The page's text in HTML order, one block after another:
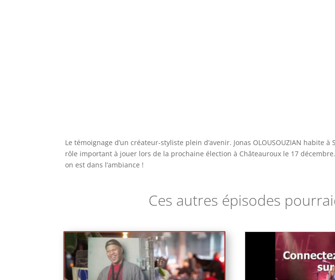
Le témoignage d’un créateur-styliste plein d’avenir. Jonas OLOUSOUZIAN habite
rôle important à jouer lors de la prochaine élection à Châteauroux le 17
on est dans l’ambiance !
Ces autres épisodes